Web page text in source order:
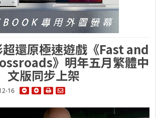
超還原極速遊戲《Fast and
》明年五月繁體中
文版同步上架
16